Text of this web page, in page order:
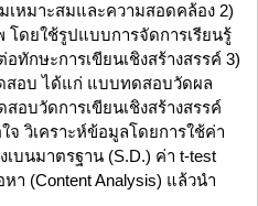
หมาะสมและความสอดคล้อง 2)
ดยใช้รูปแบบการจัดการเรียนรู้
กษะการเขียนเชิงสร้างสรรค์ 3)
สอบ ได้แก่ แบบทดสอบวัดผล
อบวัดการเขียนเชิงสร้างสรรค์
วิเคราะห์ข้อมูลโดยการใช้ค่า
เบนมาตรฐาน (S.D.) ค่า t-test
หา (Content Analysis) แล้วนำ